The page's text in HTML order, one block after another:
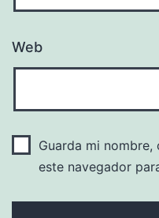
Web
Guarda mi
este navegador